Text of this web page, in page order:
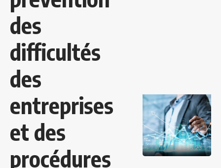
des
difficultés
des
entreprises
et des
procédures